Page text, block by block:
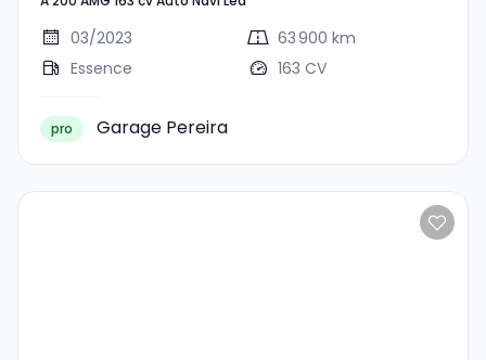
AMG 163 Cv Auto Navi Led
03/2023
63 900 km
Essence
163 CV
pro Garage Pereira